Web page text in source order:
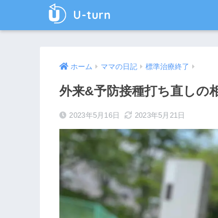
U-turn
ホーム ママの日記 標準治療終了
外来&予防接種打ち直しの
2023年5月16日 2023年5月21日